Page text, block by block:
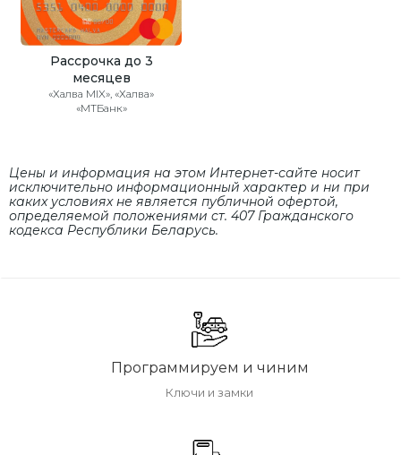
Рассрочка до 3
месяцев
«Халва MIX», «Халва»
«МТБанк»
Цены и информация на этом Интернет-сайте носит
исключительно информационный характер и ни при
каких условиях не является публичной офертой,
определяемой положениями cт. 407 Гражданского
кодекса Республики Беларусь.
Программируем и чиним
Ключи и замки